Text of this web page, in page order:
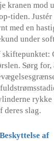
kranen mod
tiden.
med en
under
Sørg
rykke
deres slag.
af